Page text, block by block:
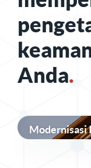
Anda.
Modernisasi